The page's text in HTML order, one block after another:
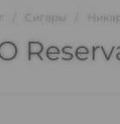
Сигары